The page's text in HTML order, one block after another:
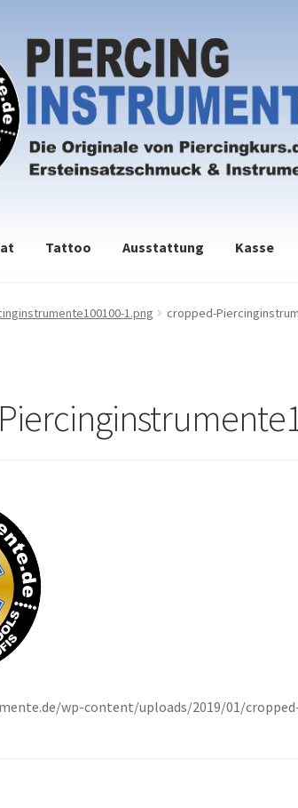
Tattoo Ausstattung Kasse
1.png cropped-
wp-content/uploads/2019/01/